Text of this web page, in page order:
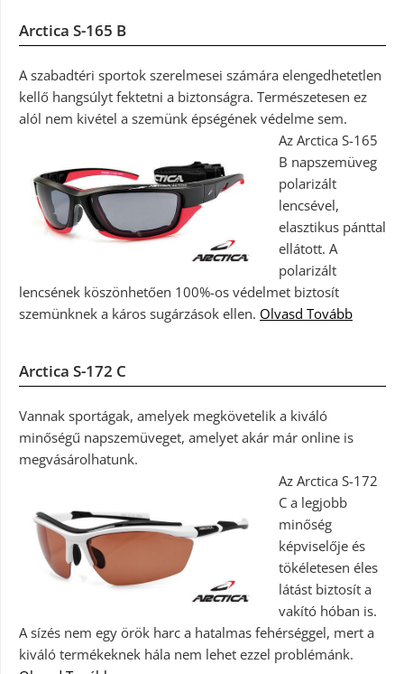
Arctica S-165 B
A szabadtéri sportok szerelmesei számára elengedhetetlen
kellő hangsúlyt fektetni a biztonságra. Természetesen ez
alól nem kivétel a szemünk épségének védelme sem.
Az Arctica S-165
B napszemüveg
polarizált
lencsével,
elasztikus pánttal
ellátott. A
polarizált
lencsének köszönhetően 100%-os védelmet biztosít
szemünknek a káros sugárzások ellen. Olvasd Tovább
Arctica S-172 C
Vannak sportágak, amelyek megkövetelik a kiváló
minőségű napszemüveget, amelyet akár már online is
megvásárolhatunk.
Az Arctica S-172
C a legjobb
minőség
képviselője és
tökéletesen éles
látást biztosít a
vakító hóban is.
A sízés nem egy örök harc a hatalmas fehérséggel, mert a
kiváló termékeknek hála nem lehet ezzel problémánk.